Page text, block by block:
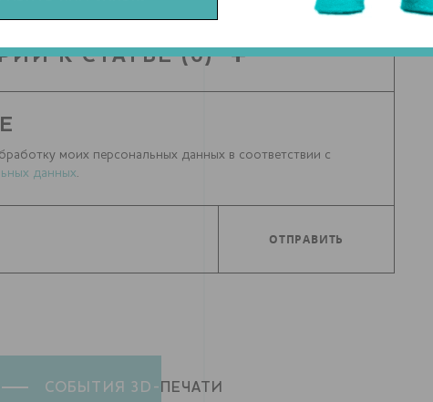
К СТАТЬЕ(0)
моих персональных данных в соответствии с
данных.
СОБЫТИЯ 3D- ПЕЧАТИ